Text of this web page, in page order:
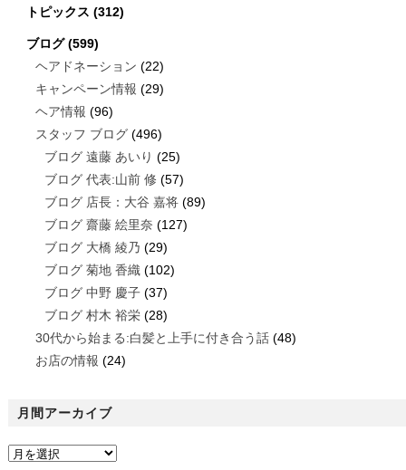
トピックス (312)
ブログ(599)
ヘアドネーション (22)
キャンペーン情報 (29)
ヘア情報 (96)
スタッフ ブログ(496)
ブログ 遠藤 あいり (25)
ブログ 代表:山前 修 (57)
ブログ 店長：大谷 嘉将(89)
ブログ 齋藤 絵里奈 (127)
ブログ 大橋 綾乃 (29)
ブログ 菊地 香織(102)
ブログ 中野 慶子(37)
ブログ 村木 裕栄(28)
30代から始まる:白髪と上手に付き合う話(48)
お店の情報 (24)
月間アーカイブ